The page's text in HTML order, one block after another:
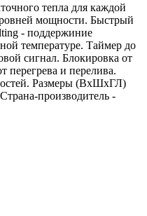
тепла для каждой
мощности. Быстрый
- поддержиние
температуре. Таймер до
сигнал. Блокировка от
перегрева и перелива.
Размеры (ВxШxГЛ)
производитель -